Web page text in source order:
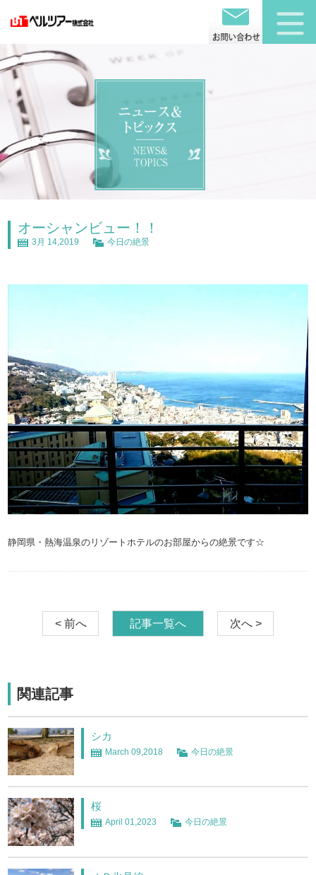
オーシャンビュー！！
3月 14,2019 今日の絶景
静岡県・熱海温泉のリゾートホテルのお部屋からの絶景です☆
< 前へ 記事一覧へ 次へ >
関連記事
シカ
March 09,2018 今日の絶景
桜
April 01,2023 今日の絶景